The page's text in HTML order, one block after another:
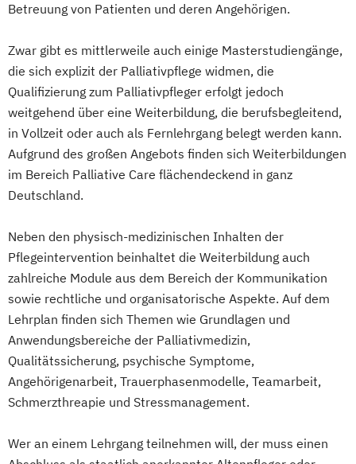
Betreuung von Patienten und deren Angehörigen.
Zwar gibt es mittlerweile auch einige Masterstudiengänge,
die sich explizit der Palliativpflege widmen, die
Qualifizierung zum Palliativpfleger erfolgt jedoch
weitgehend über eine Weiterbildung, die berufsbegleitend,
in Vollzeit oder auch als Fernlehrgang belegt werden kann.
Aufgrund des großen Angebots finden sich Weiterbildungen
im Bereich Palliative Care flächendeckend in ganz
Deutschland.
Neben den physisch-medizinischen Inhalten der
Pflegeintervention beinhaltet die Weiterbildung auch
zahlreiche Module aus dem Bereich der Kommunikation
sowie rechtliche und organisatorische Aspekte. Auf dem
Lehrplan finden sich Themen wie Grundlagen und
Anwendungsbereiche der Palliativmedizin,
Qualitätssicherung, psychische Symptome,
Angehörigenarbeit, Trauerphasenmodelle, Teamarbeit,
Schmerzthreapie und Stressmanagement.
Wer an einem Lehrgang teilnehmen will, der muss einen